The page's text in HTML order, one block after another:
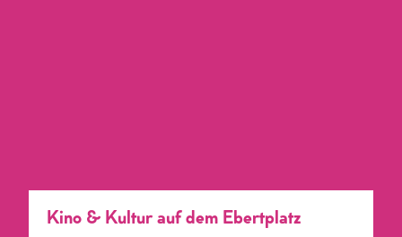
Kino & Kultur auf dem Ebertplatz